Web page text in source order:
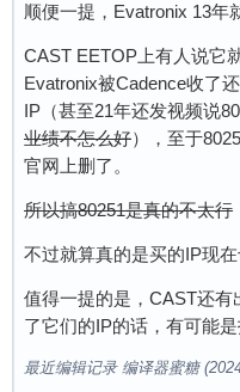
顺便一提，Evatronix 13年
CAST EETOP上有人说它
Evatronix被Cadence收了
IP（甚至21年还发视频说
业绩不怎么好），至于
官网上删了。
所以搞80251是真的不太行
不过就算真的是买的IP现
值得一提的是，CAST还
了它们的IP的话，有可能是
最近编辑记录 编译器蜜糖